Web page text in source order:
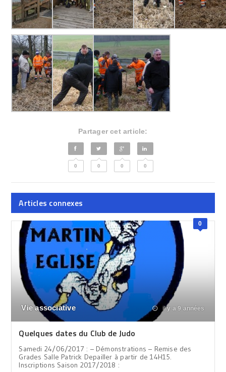
Partager cet article:
0 0 0 0
Articles connexes
0
Vie associative il y a 9 années
Quelques dates du Club de Judo
Samedi 24/06/2017 : – Démonstrations – Remise des
Grades Salle Patrick Depailler à partir de 14H15.
Inscriptions Saison 2017/2018 :